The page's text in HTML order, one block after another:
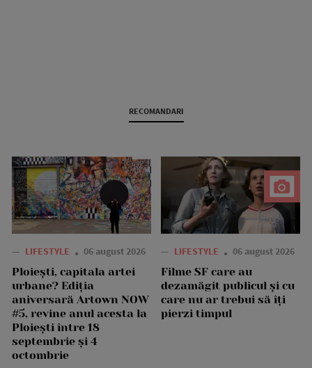
RECOMANDARI
— LIFESTYLE 06 august 2026
Ploiești, capitala artei
urbane? Ediția
aniversară Artown NOW
#5, revine anul acesta la
Ploiești între 18
septembrie și 4
octombrie
— LIFESTYLE 06 august 2026
Filme SF care au
dezamăgit publicul și cu
care nu ar trebui să îți
pierzi timpul